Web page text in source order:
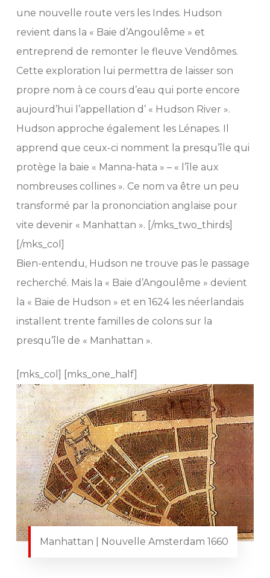
une nouvelle route vers les Indes. Hudson
revient dans la « Baie d’Angoulême » et
entreprend de remonter le fleuve Vendômes.
Cette exploration lui permettra de laisser son
propre nom à ce cours d’eau qui porte encore
aujourd’hui l’appellation d’ « Hudson River ».
Hudson approche également les Lénapes. Il
apprend que ceux-ci nomment la presqu’île qui
protège la baie « Manna-hata » – « l’île aux
nombreuses collines ». Ce nom va être un peu
transformé par la prononciation anglaise pour
vite devenir « Manhattan ». [/mks_two_thirds]
[/mks_col]
Bien-entendu, Hudson ne trouve pas le passage
recherché. Mais la « Baie d’Angoulême » devient
la « Baie de Hudson » et en 1624 les néerlandais
installent trente familles de colons sur la
presqu’île de « Manhattan ».
[mks_col] [mks_one_half]
Manhattan | Nouvelle Amsterdam 1660